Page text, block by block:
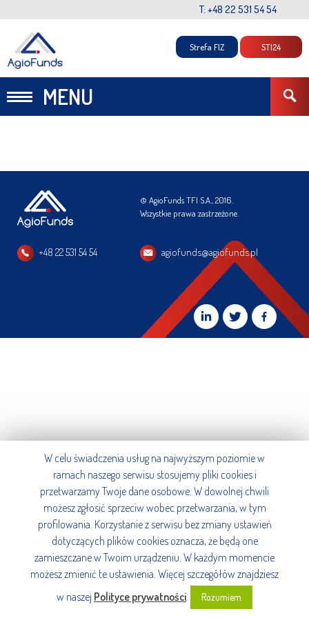
T: +48 22 531 54 54
MENU
Strefa FIZ STI24
© AgioFunds TFI S.A., 2016.
Wszystkie prawa zastrzeżone.
+48 22 531 54 54 agiofunds@agiofunds.pl
W celu świadczenia usług na najwyższym poziomie w
ramach naszego serwisu stosujemy pliki cookies i
przetwarzamy Twoje dane osobowe. W dowolnej chwili
możesz zgłosić sprzeciw wobec przetwarzania, w tym
profilowania. Korzystanie z serwisu bez zmiany ustawień
dotyczących plików cookies oznacza, że będą one
zamieszczane w Twoim urządzeniu. W każdym momencie
możesz zmienić te ustawienia. Więcej szczegółów znajdziesz
w naszej Polityce prywatności. Rozumiem